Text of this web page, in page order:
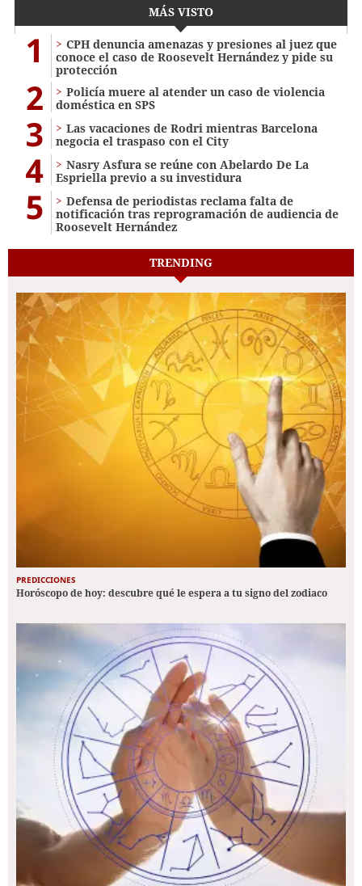
MÁS VISTO
1
CPH denuncia amenazas y presiones al juez que
conoce el caso de Roosevelt Hernández y pide su
protección
2
Policía muere al atender un caso de violencia
doméstica en SPS
3
Las vacaciones de Rodri mientras Barcelona
negocia el traspaso con el City
4
Nasry Asfura se reúne con Abelardo De La
Espriella previo a su investidura
5
Defensa de periodistas reclama falta de
notificación tras reprogramación de audiencia de
Roosevelt Hernández
TRENDING
PREDICCIONES
Horóscopo de hoy: descubre qué le espera a tu signo del zodiaco